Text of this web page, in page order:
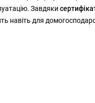
Завдяки
навіть для